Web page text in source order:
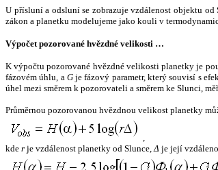
U přísluní a odsluní se zobrazuje vzdálenost objektu
zákon a planetku modelujeme jako kouli v
Výpočet pozorované hvězdné velikosti …
K výpočtu pozorované hvězdné velikosti planetky je
fázovém úhlu, a Gje fázový parametr, který souvisí s
úhel mezi směrem k pozorovateli a směrem ke Slunci,
Průměrnou pozorovanou hvězdnou velikost planetky
,
kde r je vzdálenost planetky od Slunce,Δ je její